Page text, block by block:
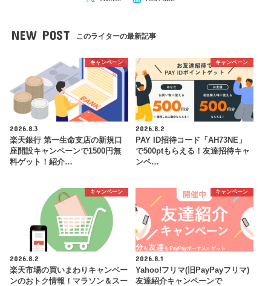
NEW POST このライターの最新記事
キャンペーン
2026.8.3
楽天銀行 第一生命支店の新規口
座開設キャンペーンで1500円無
料ゲット！紹介…
キャンペーン
2026.8.2
PAY ID招待コード「AH73NE」
で500ptもらえる！友達招待キャ
ンペ…
キャンペーン
2026.8.2
楽天市場の買いまわりキャンペー
ンのおトク情報！マラソン＆スー
キャンペーン
2026.8.1
Yahoo!フリマ(旧PayPayフリマ)
友達紹介キャンペーンで